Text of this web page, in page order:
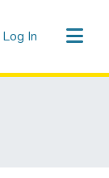
Log In (current)